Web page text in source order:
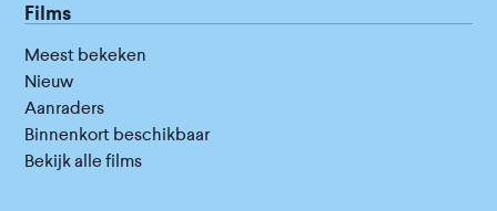
Films
Meest bekeken
Nieuw
Aanraders
Binnenkort beschikbaar
Bekijk alle films